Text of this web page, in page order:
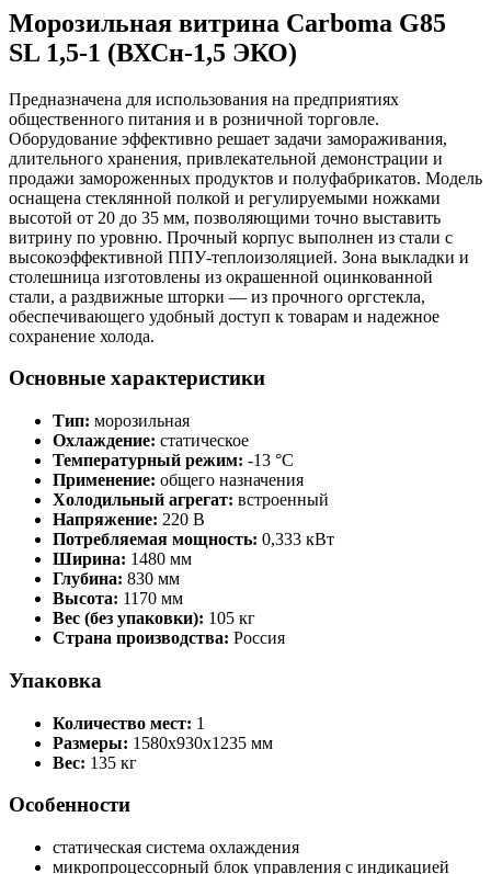
Морозильная витрина Carboma G85
SL 1,5-1 (ВХСн-1,5 ЭКО)
Предназначена для использования на предприятиях
общественного питания и в розничной торговле.
Оборудование эффективно решает задачи замораживания,
длительного хранения, привлекательной демонстрации и
продажи замороженных продуктов и полуфабрикатов. Модель
оснащена стеклянной полкой и регулируемыми ножками
высотой от 20 до 35 мм, позволяющими точно выставить
витрину по уровню. Прочный корпус выполнен из стали с
высокоэффективной ППУ-теплоизоляцией. Зона выкладки и
столешница изготовлены из окрашенной оцинкованной
стали, а раздвижные шторки — из прочного оргстекла,
обеспечивающего удобный доступ к товарам и надежное
сохранение холода.
Основные характеристики
Тип: морозильная
Охлаждение: статическое
Температурный режим: -13 °C
Применение: общего назначения
Холодильный агрегат: встроенный
Напряжение: 220 В
Потребляемая мощность: 0,333 кВт
Ширина: 1480 мм
Глубина: 830 мм
Высота: 1170 мм
Вес (без упаковки): 105 кг
Страна производства: Россия
Упаковка
Количество мест: 1
Размеры: 1580x930x1235 мм
Вес: 135 кг
Особенности
статическая система охлаждения
микропроцессорный блок управления с индикацией